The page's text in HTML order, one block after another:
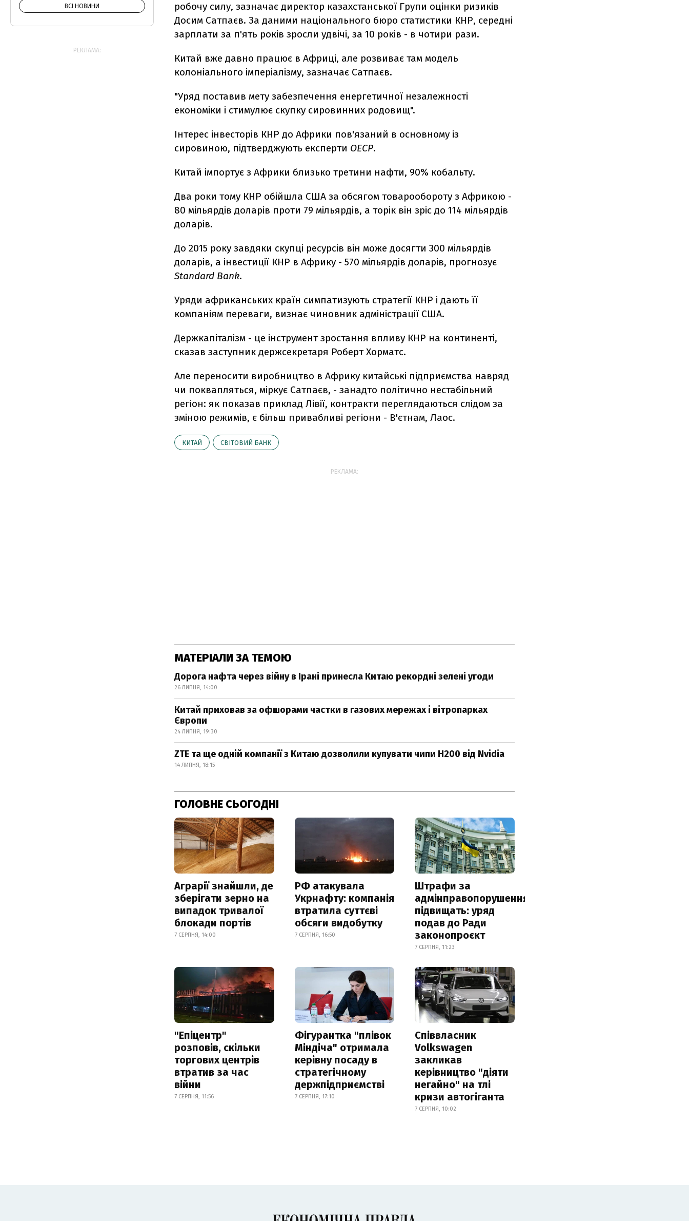
робочу силу, зазначає директор казахстанської Групи оцінки ризиків
Досим Сатпаєв. За даними національного бюро статистики КНР, середні
зарплати за п'ять років зросли удвічі, за 10 років - в чотири рази.
Китай вже давно працює в Африці, але розвиває там модель
колоніального імперіалізму, зазначає Сатпаєв.
"Уряд поставив мету забезпечення енергетичної незалежності
економіки і стимулює скупку сировинних родовищ".
Інтерес інвесторів КНР до Африки пов'язаний в основному із
сировиною, підтверджують експерти ОЕСР.
Китай імпортує з Африки близько третини нафти, 90% кобальту.
Два роки тому КНР обійшла США за обсягом товарообороту з Африкою -
80 мільярдів доларів проти 79 мільярдів, а торік він зріс до 114 мільярдів
доларів.
До 2015 року завдяки скупці ресурсів він може досягти 300 мільярдів
доларів, а інвестиції КНР в Африку - 570 мільярдів доларів, прогнозує
Standard Bank.
Уряди африканських країн симпатизують стратегії КНР і дають її
компаніям переваги, визнає чиновник адміністрації США.
Держкапіталізм - це інструмент зростання впливу КНР на континенті,
сказав заступник держсекретаря Роберт Хорматс.
Але переносити виробництво в Африку китайські підприємства навряд
чи поквапляться, міркує Сатпаєв, - занадто політично нестабільний
регіон: як показав приклад Лівії, контракти переглядаються слідом за
зміною режимів, є більш привабливі регіони - В'єтнам, Лаос.
КИТАЙ СВІТОВИЙ БАНК
РЕКЛАМА:
МАТЕРІАЛИ ЗА ТЕМОЮ
Дорога нафта через війну в Ірані принесла Китаю рекордні зелені угоди
26 ЛИПНЯ, 14:00
Китай приховав за офшорами частки в газових мережах і вітропарках
Європи
24 ЛИПНЯ, 19:30
ZTE та ще одній компанії з Китаю дозволили купувати чипи H200 від Nvidia
14 ЛИПНЯ, 18:15
ГОЛОВНЕ СЬОГОДНІ
Аграрії знайшли, де
зберігати зерно на
випадок тривалої
блокади портів
7 СЕРПНЯ, 14:00
РФ атакувала
Укрнафту: компанія
втратила суттєві
обсяги видобутку
7 СЕРПНЯ, 16:50
Штрафи за
адмінправопорушення
підвищать: уряд
подав до Ради
законопроєкт
7 СЕРПНЯ, 11:23
"Епіцентр"
розповів, скільки
торгових центрів
втратив за час
війни
7 СЕРПНЯ, 11:56
Фігурантка "плівок
Міндіча" отримала
керівну посаду в
стратегічному
держпідприємстві
7 СЕРПНЯ, 17:10
Співвласник
Volkswagen
закликав
керівництво "діяти
негайно" на тлі
кризи автогіганта
7 СЕРПНЯ, 10:02
ВСІ НОВИНИ
РЕКЛАМА: